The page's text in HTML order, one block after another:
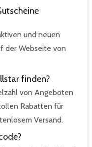
und neuen
der Webseite von
finden?
von Angeboten
Rabatten für
Versand.